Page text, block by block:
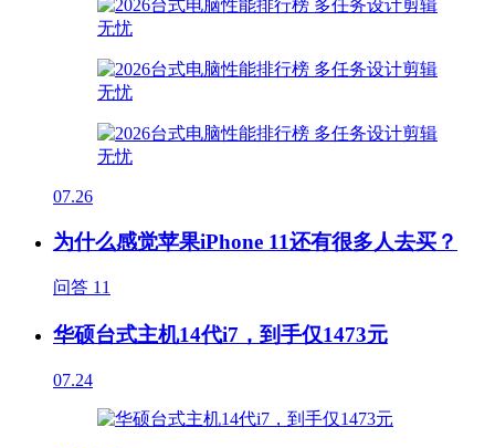
07.26
为什么感觉苹果iPhone 11还有很多人去买？
问答 11
华硕台式主机14代i7，到手仅1473元
07.24